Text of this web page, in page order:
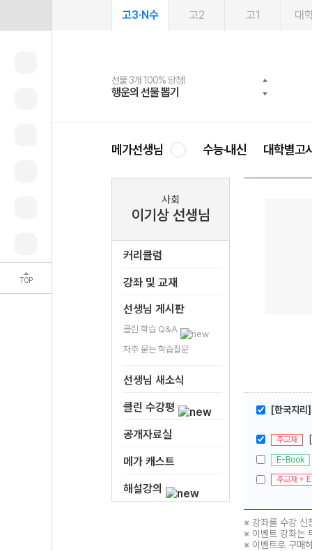
TOP
고3·N수 고2 고1 대
선물 3개 100% 당첨!
행운의 선물 뽑기
선물 100% 증정!
메가스터디 X 올리브
여름방학 스터디 캐시백
메가런 썸머스쿨
2027 러셀 단과
강사 공개선발
스마트러닝앱
설문 EVENT
메가패스
3일 무료 체험권
메가패스 수강생 무료혜택!
메가클럽 멤버십
사회공헌 캠페인
희망이룸 메가나눔
메가선생님 수능·내신 대학별고
사회
이기상 선생님
커리큘럼
강좌 및 교재
선생님 게시판
클린 학습 Q&A
자주 묻는 학습질문
선생님 새소식
클린 수강평
공개자료실
메가 캐스트
해설강의
[한국지
주교재
E-Book
주교재 +
※ 강좌를 수강 신
※ 이벤트 강좌는
※ 이벤트로 구매